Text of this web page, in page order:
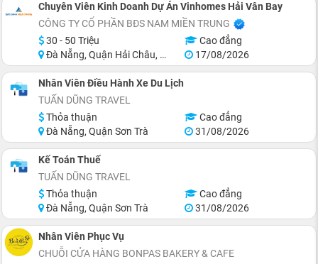
Chuyên Viên Kinh Doanh Dự Án Vinhomes Hải Vân Bay
CÔNG TY CỔ PHẦN BĐS NAM MIỀN TRUNG
30 - 50 Triệu
Cao đẳng
Đà Nẵng, Quận Hải Châu, Quận Sơn Trà, Quận Ngũ Hành Sơn, Huyện Hòa Vang, Khu vực lân cận Đà Nẵng
17/08/2026
Nhân Viên Điều Hành Xe Du Lịch
TUẤN DŨNG TRAVEL
Thỏa thuận
Cao đẳng
Đà Nẵng, Quận Sơn Trà
31/08/2026
Kế Toán Thuế
TUẤN DŨNG TRAVEL
Thỏa thuận
Cao đẳng
Đà Nẵng, Quận Sơn Trà
31/08/2026
Nhân Viên Phục Vụ
CHUỖI CỬA HÀNG BONPAS BAKERY & CAFE